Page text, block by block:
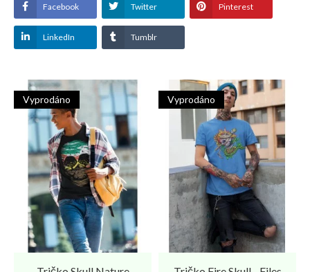
Facebook Twitter Pinterest
LinkedIn Tumblr
Vyprodáno Vyprodáno